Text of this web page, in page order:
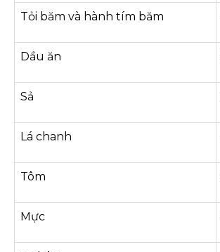
Tỏi băm và hành tím băm
Dầu ăn
Sả
Lá chanh
Tôm
Mực